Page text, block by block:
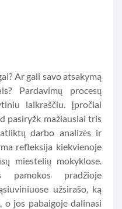
Ar gali savo atsakymą
Pardavimų procesų
laikraščiu. Įpročiai
pasiryžk mažiausiai tris
darbo analizės ir
refleksija kiekvienoje
miestelių mokyklose.
pamokos pradžioje
užsirašo, ką
jos pabaigoje dalinasi